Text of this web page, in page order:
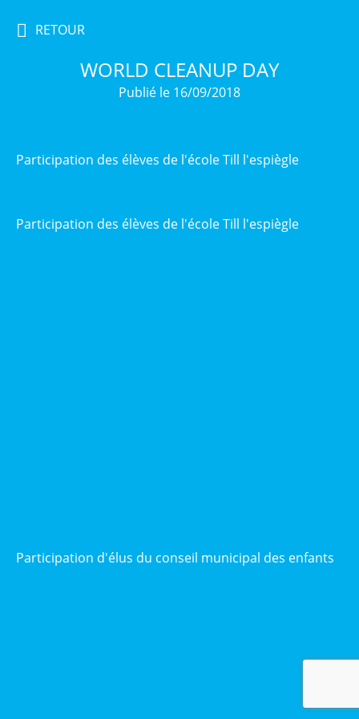
RETOUR
WORLD CLEANUP DAY
Publié le 16/09/2018
Participation des élèves de l'école Till l'espiègle
Participation des élèves de l'école Till l'espiègle
Participation d'élus du conseil municipal des enfants